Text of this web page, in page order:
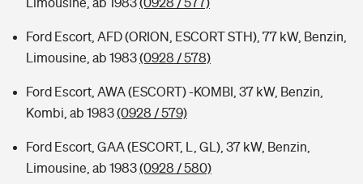
Ford Escort, AFD (ORION, ESCORT STH), 77 kW, Benzin,
Limousine, ab 1983(0928 / 578)
Ford Escort, AWA (ESCORT) -KOMBI, 37 kW, Benzin,
Kombi, ab 1983(0928 / 579)
Ford Escort, GAA (ESCORT, L, GL), 37 kW, Benzin,
Limousine, ab 1983(0928 / 580)